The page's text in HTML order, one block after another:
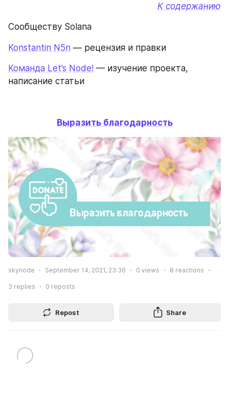
К содержанию
Сообществу Solana
Konstantin N5n — рецензия и правки
Команда Let’s Node! — изучение проекта,
написание статьи
Выразить благодарность
skynode September 14, 2021, 23:36 0 views 8 reactions
3 replies 0 reposts
Repost Share